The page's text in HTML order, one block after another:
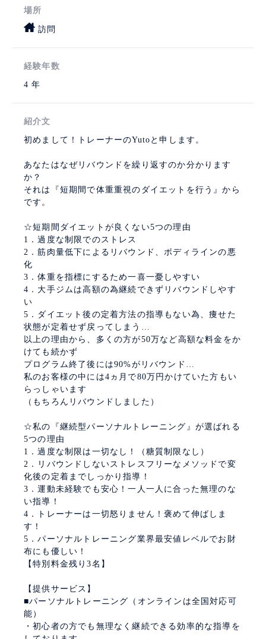
場所
訪問
経験年数
4 年
紹介文
初めまして！トレーナーのYutoと申します。
あなたはなぜリバウンドを繰り返すのか分かります
か？
それは『短期間で体重重視のダイエットを行う』から
です。
☆短期間ダイエットが良くない5つの理由
1．過度な制限でのストレス
2．筋肉量低下によるリバウンド、ボディラインの悪
化
3．体重を指標にするため一喜一憂しやすい
4．大手ジムは高額の為継続できずリバウンドしやす
い
5．ダイエット後の定着方法の指導もない為、痩せた
状態が定着せず戻ってしまう…
以上の理由から、多くの方が50万など高額な料金をか
けても続かず
プログラム終了後には90%がリバウンド…
私のお客様の中には4ヵ月で80万円かけていた方もい
らっしゃいます
（もちろんリバウンドしました）
☆私の『継続型パーソナルトレーニング』が選ばれる
5つの理由
1．過度な制限は一切なし！（糖質制限なし）
2．リバウンドしないストレスフリーなメソッドで変
化後の定着までしっかり指導！
3．運動未経験でも安心！一人一人に合った無理のな
い指導！
4．トレーナーは一切怒りません！褒めて伸ばしま
す！
5．パーソナルトレーニング業界最安値レベルでお財
布にも優しい！
【特別料金残り3名】
【提供サービス】
■パーソナルトレーニング（オンラインは全国対応可
能）
・初心者の方でも無理なく継続できる効率的な指導を